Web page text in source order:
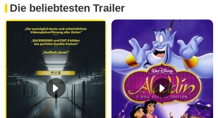
Die beliebtesten Trailer